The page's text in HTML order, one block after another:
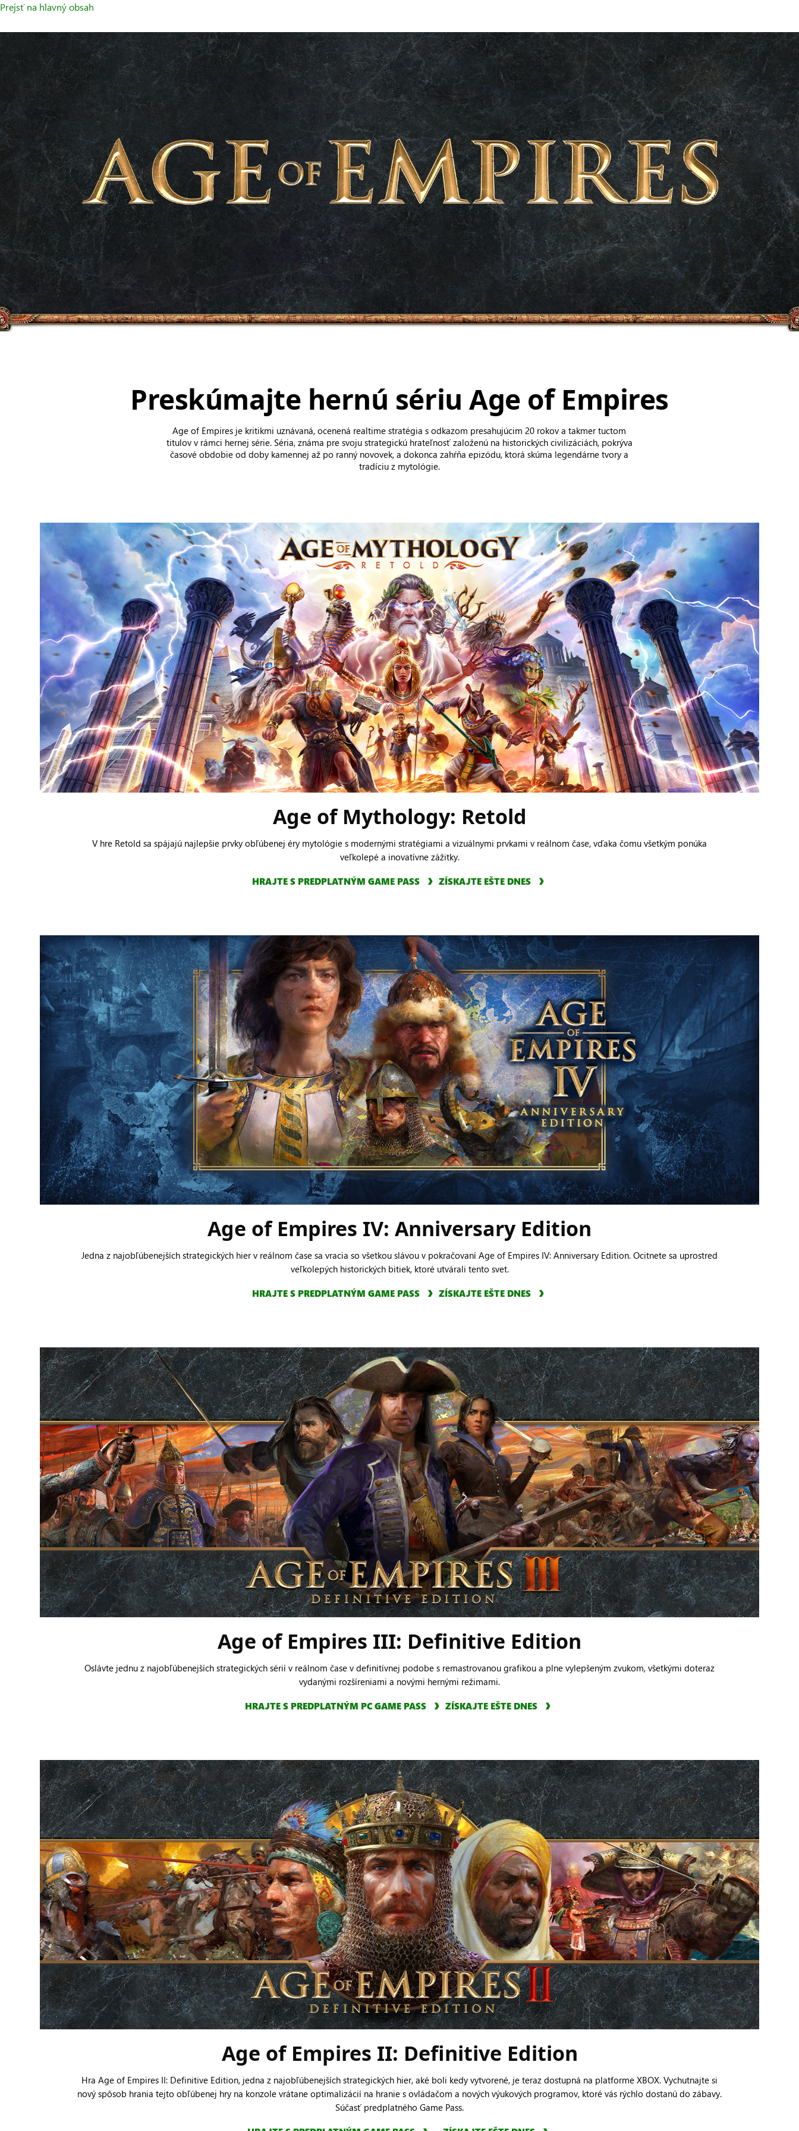
Prejsť na hlavný obsah
Preskúmajte hernú sériu Age of Empires
Age of Empires je kritikmi uznávaná, ocenená realtime stratégia s odkazom presahujúcim 20 rokov a takmer tuctom
titulov v rámci hernej série. Séria, známa pre svoju strategickú hrateľnosť založenú na historických civilizáciách, pokrýva
časové obdobie od doby kamennej až po ranný novovek, a dokonca zahŕňa epizódu, ktorá skúma legendárne tvory a
tradíciu z mytológie.
Age of Mythology: Retold
V hre Retold sa spájajú najlepšie prvky obľúbenej éry mytológie s modernými stratégiami a vizuálnymi prvkami v reálnom čase, vďaka čomu všetkým ponúka
veľkolepé a inovatívne zážitky.
HRAJTE S PREDPLATNÝM GAME PASS ZÍSKAJTE EŠTE DNES
Age of Empires IV: Anniversary Edition
Jedna z najobľúbenejších strategických hier v reálnom čase sa vracia so všetkou slávou v pokračovaní Age of Empires IV: Anniversary Edition. Ocitnete sa uprostred
veľkolepých historických bitiek, ktoré utvárali tento svet.
HRAJTE S PREDPLATNÝM GAME PASS ZÍSKAJTE EŠTE DNES
Age of Empires III: Definitive Edition
Oslávte jednu z najobľúbenejších strategických sérií v reálnom čase v definitívnej podobe s remastrovanou grafikou a plne vylepšeným zvukom, všetkými doteraz
vydanými rozšíreniami a novými hernými režimami.
HRAJTE S PREDPLATNÝM PC GAME PASS ZÍSKAJTE EŠTE DNES
Age of Empires II: Definitive Edition
Hra Age of Empires II: Definitive Edition, jedna z najobľúbenejších strategických hier, aké boli kedy vytvorené, je teraz dostupná na platforme XBOX. Vychutnajte si
nový spôsob hrania tejto obľúbenej hry na konzole vrátane optimalizácií na hranie s ovládačom a nových výukových programov, ktoré vás rýchlo dostanú do zábavy.
Súčasť predplatného Game Pass.